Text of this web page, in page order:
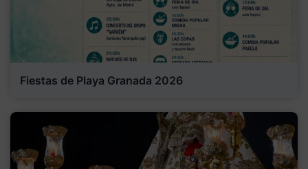
Fiestas de Playa Granada 2026